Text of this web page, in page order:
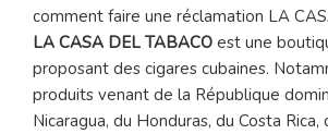
comment faire une réclamation LA
LA CASA DEL TABACO est une
proposant des cigares cubaines.
produits venant de la République
Nicaragua, du Honduras, du Costa